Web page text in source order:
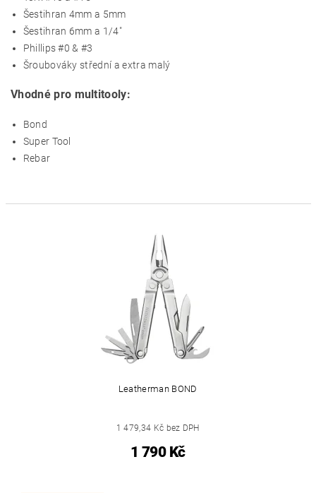
Šestihran 4mm a 5mm
Šestihran 6mm a 1/4"
Phillips #0 & #3
Šroubováky střední a extra malý
Vhodné pro multitooly:
Bond
Super Tool
Rebar
Leatherman BOND
1 479,34 Kč bez DPH
1 790 Kč